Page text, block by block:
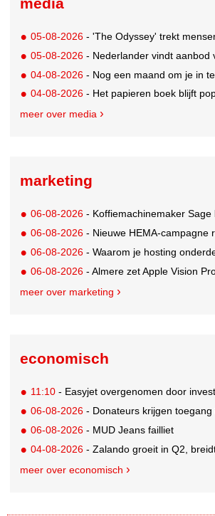
05-08-2026 - 'The Odyssey' trekt mensen weer
05-08-2026 - Nederlander vindt aanbod van films, series
04-08-2026 - Nog een maand om je in te schrijven
04-08-2026 - Het papieren boek blijft populairst, ondanks
meer over media
marketing
06-08-2026 - Koffiemachinemaker Sage lanceert e-
06-08-2026 - Nieuwe HEMA-campagne reist 1000 jaar terug
06-08-2026 - Waarom je hosting onderdeel is van
06-08-2026 - Almere zet Apple Vision Pro
meer over marketing
economisch
11:10 - Easyjet overgenomen door
06-08-2026 - Donateurs krijgen toegang tot diepgaandere
06-08-2026 - MUD Jeans failliet
04-08-2026 - Zalando groeit in Q2, breidt B2B verder uit
meer over economisch